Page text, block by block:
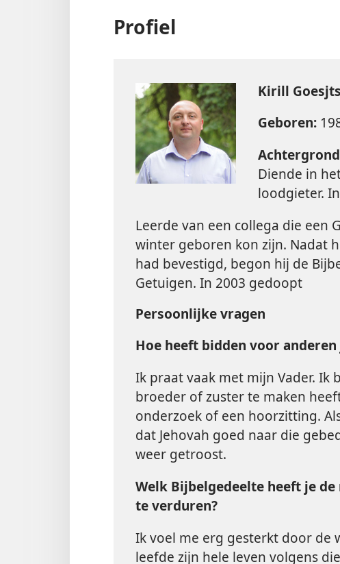
Profiel
Kirill
Geboren:
Diende in
loodgieter.
Leerde van een collega die een
winter geboren kon zijn. Nadat
had bevestigd, begon hij de
Getuigen. In 2003 gedoopt
Persoonlijke vragen
Hoe heeft bidden voor
Ik praat vaak met mijn Vader. Ik
broeder of zuster te maken
onderzoek of een hoorzitting.
dat Jehovah goed naar die
weer getroost.
Welk Bijbelgedeelte heeft je
te verduren?
Ik voel me erg gesterkt door de
leefde zijn hele leven volgens